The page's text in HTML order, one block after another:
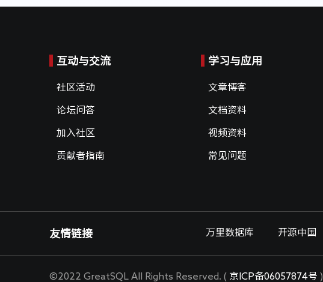
互动与交流
社区活动
论坛问答
加入社区
贡献者指南
学习与应用
文章博客
文档资料
视频资料
常见问题
友情链接 万里数据库 开源中国
©2022 GreatSQL All Rights Reserved. ( 京ICP备06057874号 )